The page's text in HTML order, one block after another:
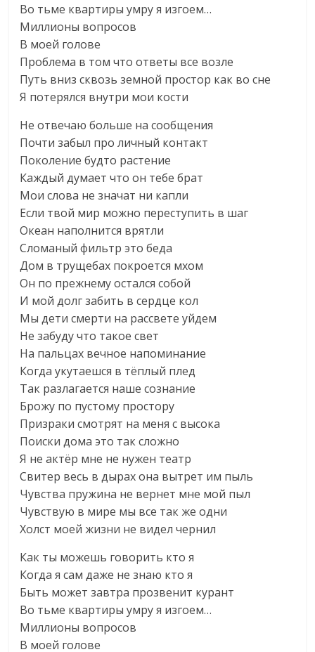
Во тьме квартиры умру я изгоем…
Миллионы вопросов
В моей голове
Проблема в том что ответы все возле
Путь вниз сквозь земной простор как во сне
Я потерялся внутри мои кости
Не отвечаю больше на сообщения
Почти забыл про личный контакт
Поколение будто растение
Каждый думает что он тебе брат
Мои слова не значат ни капли
Если твой мир можно переступить в шаг
Океан наполнится врятли
Сломаный фильтр это беда
Дом в трущебах покроется мхом
Он по прежнему остался собой
И мой долг забить в сердце кол
Мы дети смерти на рассвете уйдем
Не забуду что такое свет
На пальцах вечное напоминание
Когда укутаешся в тёплый плед
Так разлагается наше сознание
Брожу по пустому простору
Призраки смотрят на меня с высока
Поиски дома это так сложно
Я не актёр мне не нужен театр
Свитер весь в дырах она вытрет им пыль
Чувства пружина не вернет мне мой пыл
Чувствую в мире мы все так же одни
Холст моей жизни не видел чернил
Как ты можешь говорить кто я
Когда я сам даже не знаю кто я
Быть может завтра прозвенит курант
Во тьме квартиры умру я изгоем…
Миллионы вопросов
В моей голове